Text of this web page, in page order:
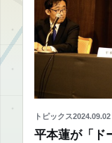
トピックス2024.09.02
平本蓮が「ド